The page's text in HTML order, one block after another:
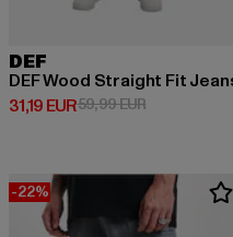
DEF
DEF Wood Straight Fit
31,19 EUR
Derzeitiger Preis: 31,19 EUR
59,99 EUR
-22%